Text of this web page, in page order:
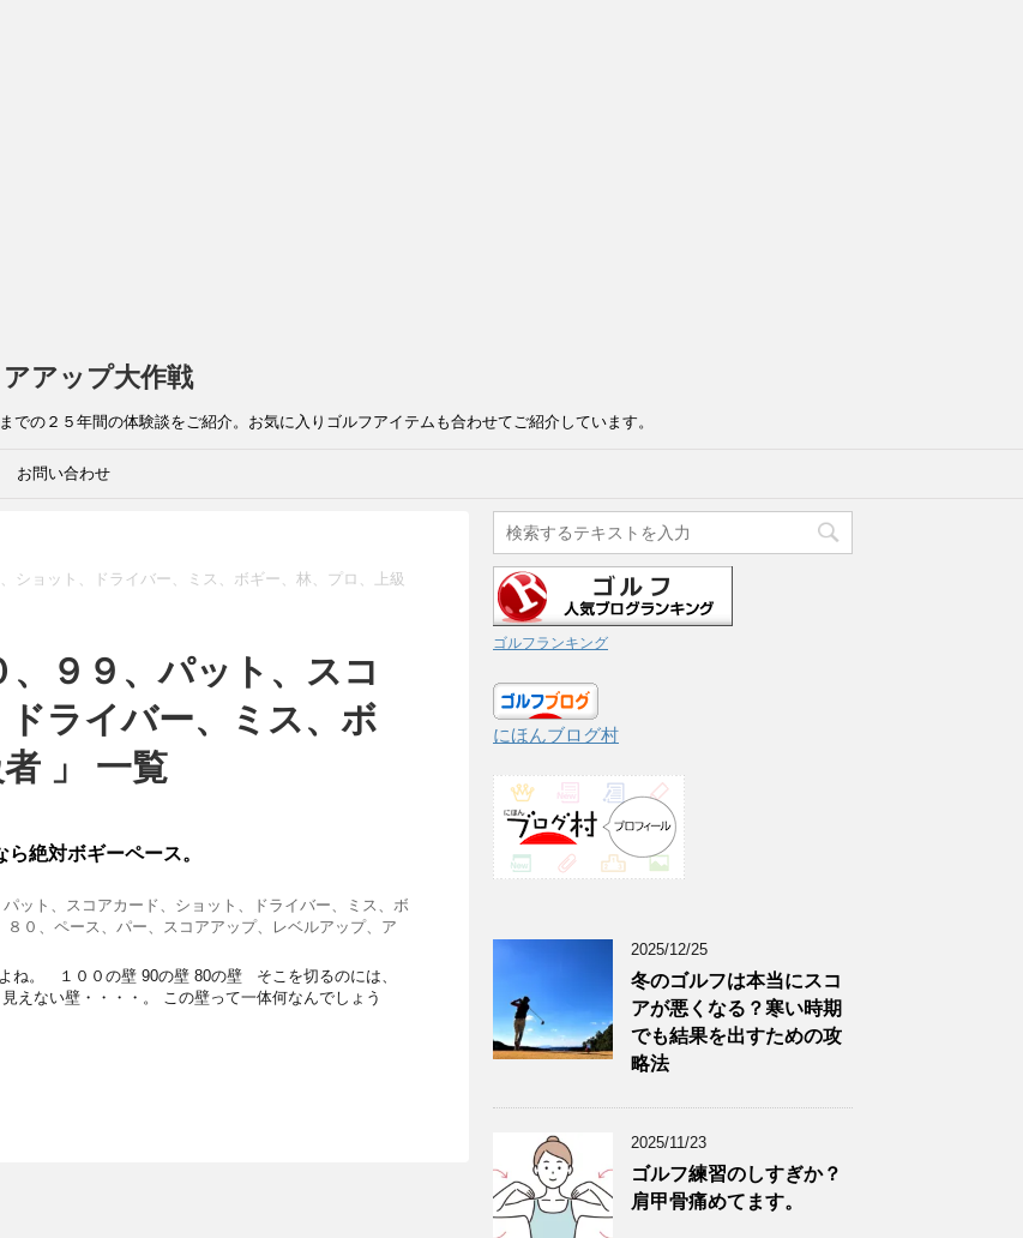
アップ大作戦
の２５年間の体験談をご紹介。お気に入りゴルフアイテムも合わせてご紹介しています。
お問い合わせ
ショット、ドライバー、ミス、ボギー、林、プロ、上級
、９９、パット、スコ
ライバー、ミス、ボ
」 一覧
絶対ボギーペース。
ット、スコアカード、ショット、ドライバー、ミス、ボ
８０、ペース、パー、スコアアップ、レベルアップ、ア
ね。 １００の壁 90の壁 80の壁 そこを切るのには、
えない壁・・・・。 この壁って一体何なんでしょう
ゴルフランキング
にほんブログ村
2025/12/25
冬のゴルフは本当にスコ
アが悪くなる？寒い時期
でも結果を出すための攻
略法
2025/11/23
ゴルフ練習のしすぎか？
肩甲骨痛めてます。